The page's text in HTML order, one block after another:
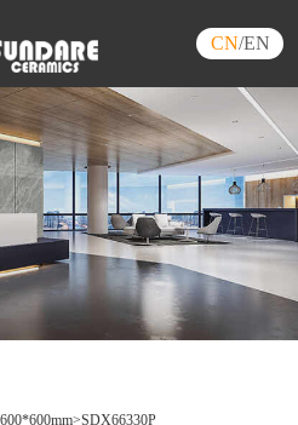
CN/EN
600*600mm>SDX66330P